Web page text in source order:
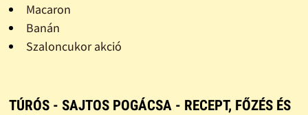
Macaron
Banán
Szaloncukor akció
TÚRÓS - SAJTOS POGÁCSA - RECEPT, FŐZÉS ÉS